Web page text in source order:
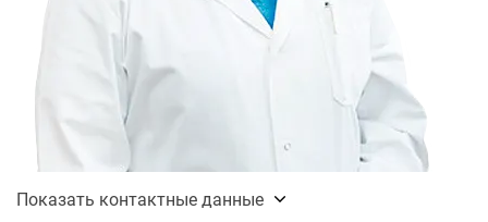
Показать контактные данные